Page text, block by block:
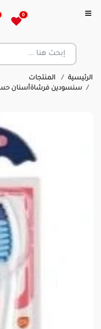
0
الرئيسية
المنتجات
سنسودين فرشاةأسنان